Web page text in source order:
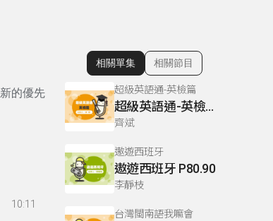
新的優先
10:11
顯示相關單集
相關單集 相關節目
超級英語通-英檢篇
超級英語通-英檢篇 083 Cloze Test/段落填空-13
齊斌
遨遊西班牙
遨遊西班牙 P80.90
李靜枝
台灣閩南語我嘛會